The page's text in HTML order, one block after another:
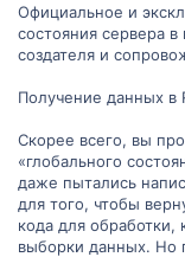
Официальное и
состояния сервера
создателя и
Получение данных в
Скорее всего, вы
«глобального
даже пытались
для того, чтобы
кода для обработки,
выборки данных. Но